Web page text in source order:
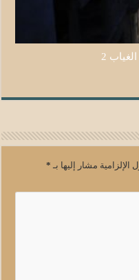
2
الإلزامية مشار إليها بـ *